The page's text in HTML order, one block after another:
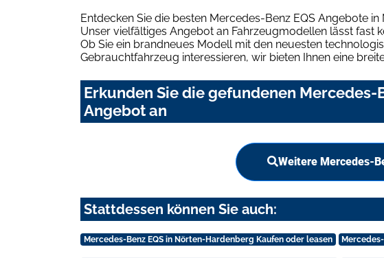
Entdecken Sie die besten Mercedes-Benz EQS Angebote
Unser vielfältiges Angebot an Fahrzeugmodellen lässt fast
Ob Sie ein brandneues Modell mit den neuesten
Gebrauchtfahrzeug interessieren, wir bieten Ihnen eine
Erkunden Sie die gefundenen
Angebot an
Weitere Mercedes-
Stattdessen können Sie auch:
Mercedes-Benz EQS in Nörten-Hardenberg Kaufen oder leasen